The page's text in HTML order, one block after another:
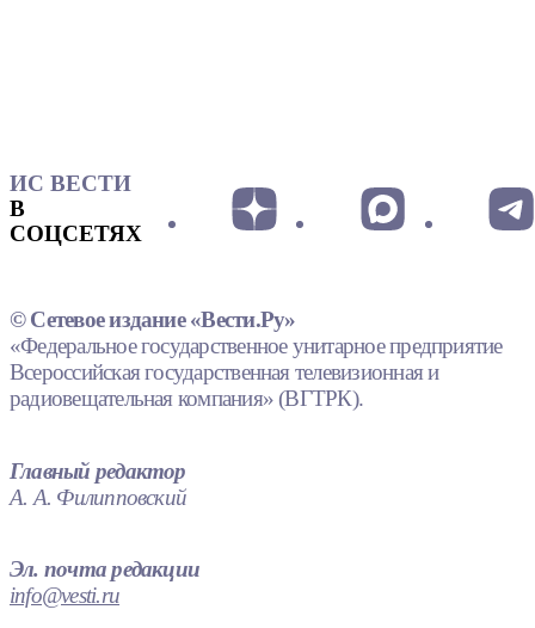
ИС ВЕСТИ
В
СОЦСЕТЯХ
© Сетевое издание «Вести.Ру»
«Федеральное государственное унитарное предприятие
Всероссийская государственная телевизионная и
радиовещательная компания» (ВГТРК).
Главный редактор
А. А. Филипповский
Эл. почта редакции
info@vesti.ru